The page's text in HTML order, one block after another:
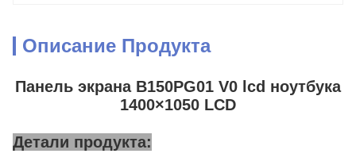
Описание Продукта
Панель экрана B150PG01 V0 lcd ноутбука
1400×1050 LCD
Детали продукта: